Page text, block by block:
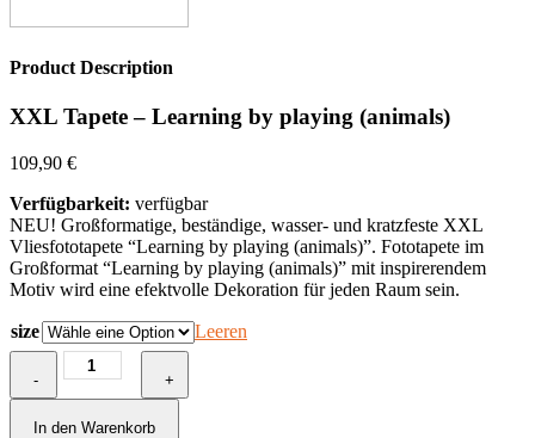
Product Description
XXL Tapete – Learning by playing (animals)
109,90 €
Verfügbarkeit: verfügbar
NEU! Großformatige, beständige, wasser- und kratzfeste XXL
Vliesfototapete “Learning by playing (animals)”. Fototapete im
Großformat “Learning by playing (animals)” mit inspirerendem
Motiv wird eine efektvolle Dekoration für jeden Raum sein.
size Leeren
-
XXL
Tapete
-
Learning
+
In den Warenkorb